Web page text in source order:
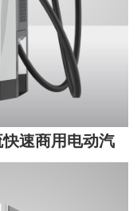
速商用电动汽